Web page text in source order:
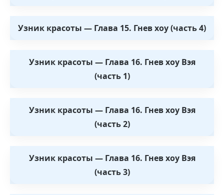
Узник красоты — Глава 15. Гнев хоу (часть 4)
Узник красоты — Глава 16. Гнев хоу Вэя
(часть 1)
Узник красоты — Глава 16. Гнев хоу Вэя
(часть 2)
Узник красоты — Глава 16. Гнев хоу Вэя
(часть 3)